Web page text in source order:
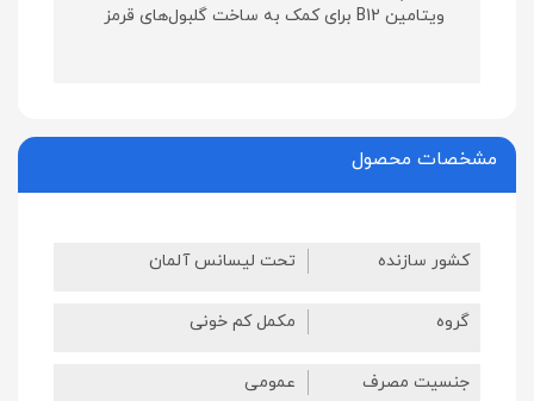
ویتامین B12 برای کمک به ساخت گلبول‌های قرمز
مشخصات محصول
کشور سازنده تحت لیسانس آلمان
گروه مکمل کم خونی
جنسیت مصرف عمومی